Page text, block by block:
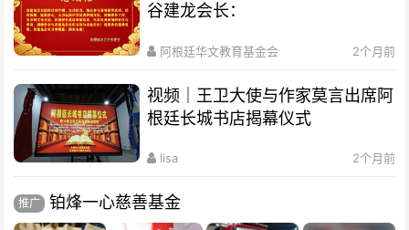
谷建龙会长：
阿根廷华文教育基金会 2个月前
视频｜王卫大使与作家莫言出席阿
根廷长城书店揭幕仪式
lisa 2个月前
推广 铂烽一心慈善基金